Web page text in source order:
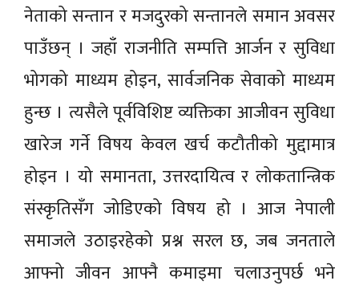
नेताको सन्तान र मजदुरको सन्तानले समान अवसर
पाउँछन् । जहाँ राजनीति सम्पत्ति आर्जन र सुविधा
भोगको माध्यम होइन, सार्वजनिक सेवाको माध्यम
हुन्छ । त्यसैले पूर्वविशिष्ट व्यक्तिका आजीवन सुविधा
खारेज गर्ने विषय केवल खर्च कटौतीको मुद्दामात्र
होइन । यो समानता, उत्तरदायित्व र लोकतान्त्रिक
संस्कृतिसँग जोडिएको विषय हो । आज नेपाली
समाजले उठाइरहेको प्रश्न सरल छ, जब जनताले
आफ्नो जीवन आफ्नै कमाइमा चलाउनुपर्छ भने